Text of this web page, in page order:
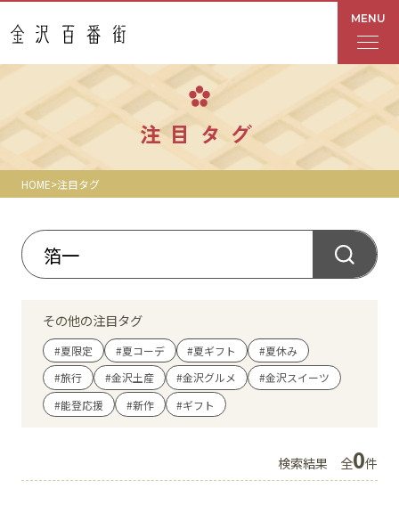
MENU
フロアガイド
あんと
Rinto
あんと西
レストラン・カフェ
ショップニュース
アクセス・パーキング
注目タグ
HOME 注目タグ
その他の注目タグ
#夏限定 #夏コーデ #夏ギフト
#夏休み
#旅行
#金沢土産 #金沢グルメ
#金沢スイーツ
#能登応援
#新作 #ギフト
検索結果 全0件